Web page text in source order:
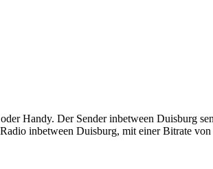
Handy. Der Sender inbetween Duisburg
inbetween Duisburg, mit einer Bitrate